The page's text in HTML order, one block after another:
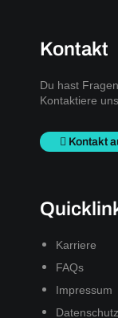
Kontakt
Du hast
Kontaktiere
Kontakt
Karriere
FAQs
Impressum
Datenschutz